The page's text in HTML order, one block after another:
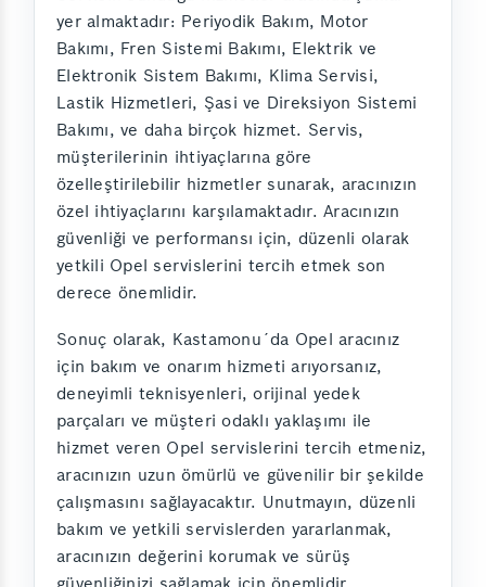
yer almaktadır: Periyodik Bakım, Motor
Bakımı, Fren Sistemi Bakımı, Elektrik ve
Elektronik Sistem Bakımı, Klima Servisi,
Lastik Hizmetleri, Şasi ve Direksiyon Sistemi
Bakımı, ve daha birçok hizmet. Servis,
müşterilerinin ihtiyaçlarına göre
özelleştirilebilir hizmetler sunarak, aracınızın
özel ihtiyaçlarını karşılamaktadır. Aracınızın
güvenliği ve performansı için, düzenli olarak
yetkili Opel servislerini tercih etmek son
derece önemlidir.
Sonuç olarak, Kastamonu´da Opel aracınız
için bakım ve onarım hizmeti arıyorsanız,
deneyimli teknisyenleri, orijinal yedek
parçaları ve müşteri odaklı yaklaşımı ile
hizmet veren Opel servislerini tercih etmeniz,
aracınızın uzun ömürlü ve güvenilir bir şekilde
çalışmasını sağlayacaktır. Unutmayın, düzenli
bakım ve yetkili servislerden yararlanmak,
aracınızın değerini korumak ve sürüş